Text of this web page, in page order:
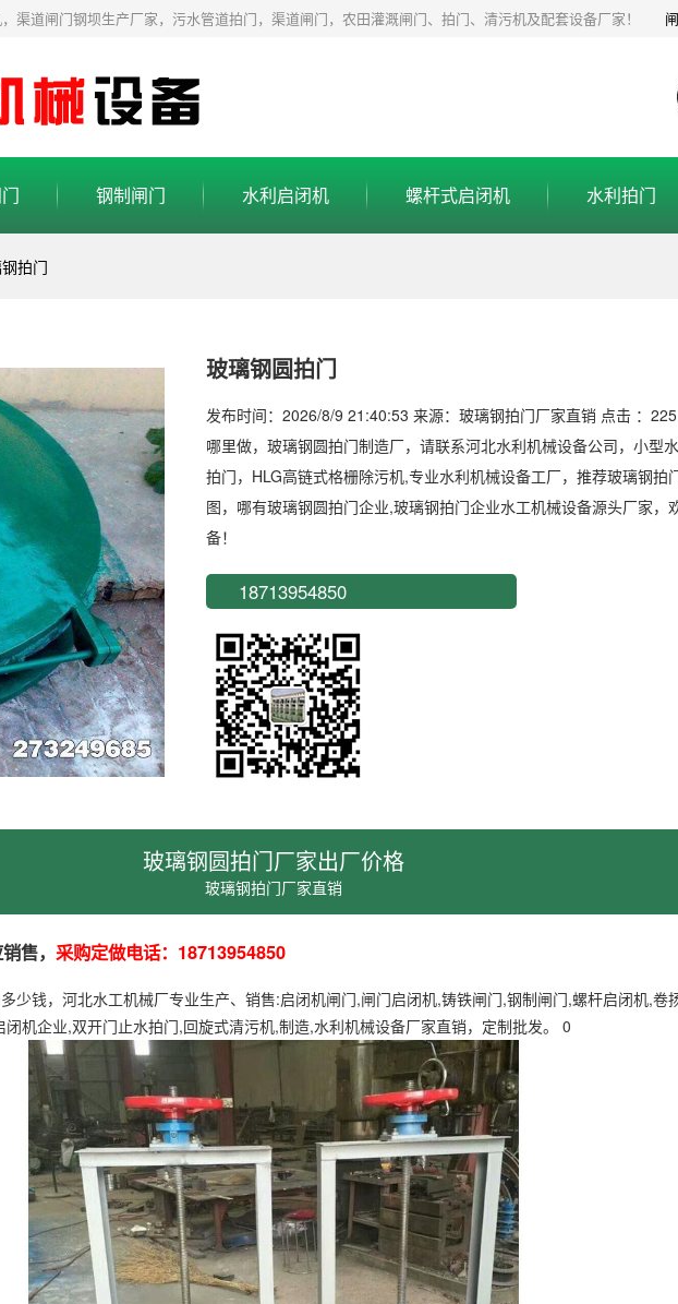
道闸门钢坝生产厂家，污水管道拍门，渠道闸门，农田灌溉闸门、拍门、清污机及配套设备厂家！
钢制闸门 水利启闭机 螺杆式启闭机 水利拍门
拍门
玻璃钢圆拍门
发布时间：2026/8/9 21:40:53 来源：玻璃钢拍门厂家直销 点击 ：225
哪里做，玻璃钢圆拍门制造厂，请联系河北水利机械设备公司，小型
拍门，HLG高链式格栅除污机,专业水利机械设备工厂，推荐玻璃钢拍
图，哪有玻璃钢圆拍门企业,玻璃钢拍门企业水工机械设备源头厂家
备！
18713954850
玻璃钢圆拍门厂家出厂价格
玻璃钢拍门厂家直销
售， 采购定做电话： 18713954850
少钱，河北水工机械厂专业生产、销售:启闭机闸门,闸门启闭机,铸铁闸门,钢制闸门,螺杆启闭机,卷
机企业,双开门止水拍门,回旋式清污机,制造,水利机械设备厂家直销，定制批发。 0